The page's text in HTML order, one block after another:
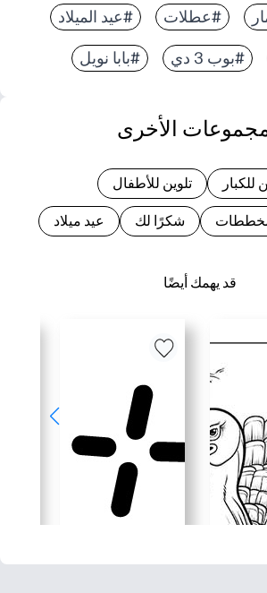
#عطلات #عيد الميلاد
#بوب 3 دي #بابا نويل
قد يهمك أيضًا
الأخرى
للكبار تلوين للأطفال
شكرًا لك عيد ميلاد